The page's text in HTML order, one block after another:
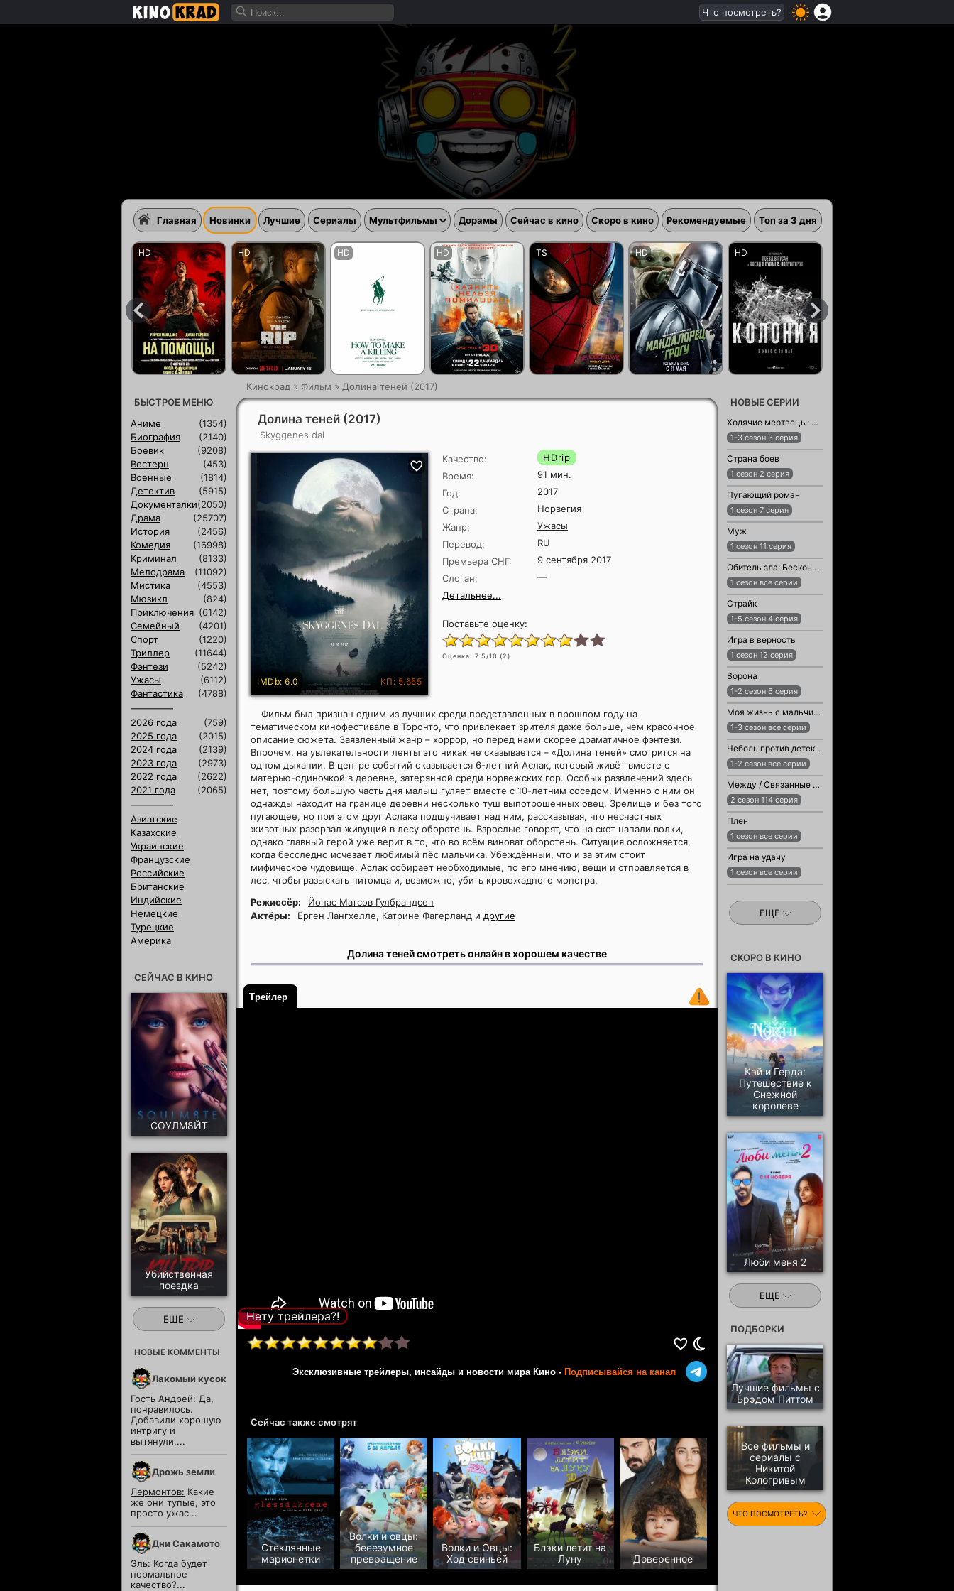
Кинокрад » Фильм » Долина теней (2017)
Долина теней (2017)
Skyggenes dal
IMDb: 6.0 КП: 5.655
Качество:
HDrip
Время:
91 мин.
Год:
2017
Страна:
Норвегия
Жанр:
Ужасы
Перевод:
RU
Премьера СНГ:
9 сентября 2017
Слоган:
—
Детальнее...
Поставьте оценку:
Оценка: 7.5/10 (2)
Фильм был признан одним из лучших среди представленных в прошлом году на
тематическом кинофестивале в Торонто, что привлекает зрителя даже больше, чем красочное
описание сюжета. Заявленный жанр – хоррор, но перед нами скорее драматичное фэнтези.
Впрочем, на увлекательности ленты это никак не сказывается – «Долина теней» смотрится на
одном дыхании. В центре событий оказывается 6-летний Аслак, который живёт вместе с
матерью-одиночкой в деревне, затерянной среди норвежских гор. Особых развлечений здесь
нет, поэтому большую часть дня малыш гуляет вместе с 10-летним соседом. Именно с ним он
однажды находит на границе деревни несколько туш выпотрошенных овец. Зрелище и без того
пугающее, но при этом друг Аслака подшучивает над ним, рассказывая, что несчастных
животных разорвал живущий в лесу оборотень. Взрослые говорят, что на скот напали волки,
однако главный герой уже верит в то, что во всём виноват оборотень. Ситуация осложняется,
когда бесследно исчезает любимый пёс мальчика. Убеждённый, что и за этим стоит
мифическое чудовище, Аслак собирает необходимые, по его мнению, вещи и отправляется в
лес, чтобы разыскать питомца и, возможно, убить кровожадного монстра.
Режиссёр:
Йонас Матсов Гулбрандсен
Актёры:
Ёрген Лангхелле, Катрине Фагерланд и другие
Долина теней смотреть онлайн в хорошем качестве
Трейлер
Нету трейлера?!
Эксклюзивные трейлеры, инсайды и новости мира Кино - Подписывайся на канал
Сейчас также смотрят
Стеклянные
марионетки
Волки и овцы:
бееезумное
превращение
Волки и Овцы:
Ход свиньёй
Блэки летит на
Луну
Доверенное
БЫСТРОЕ МЕНЮ
Аниме
(1354)
Биография
(2140)
Боевик
(9208)
Вестерн
(453)
Военные
(1814)
Детектив
(5915)
Документалки(2050)
Драма
(25707)
История
(2456)
Комедия
(16998)
Криминал
(8133)
Мелодрама
(11092)
Мистика
(4553)
Мюзикл
(824)
Приключения (6142)
Семейный
(4201)
Спорт
(1220)
Триллер
(11644)
Фэнтези
(5242)
Ужасы
(6112)
Фантастика
(4788)
2026 года
(759)
2025 года
(2015)
2024 года
(2139)
2023 года
(2973)
2022 года
(2622)
2021 года
(2065)
Азиатские
Казахские
Украинские
Французские
Российские
Британские
Индийские
Немецкие
Турецкие
Америка
СЕЙЧАС В КИНО
СОУЛМ8ЙТ
Убийственная
поездка
ЕЩЕ
НОВЫЕ КОММЕНТЫ
Лакомый кусок
Гость Андрей: Да,
понравилось.
Добавили хорошую
интригу и
вытянули....
Дрожь земли
Лермонтов: Какие
же они тупые, это
просто ужас...
Дни Сакамото
Эль: Когда будет
нормальное
качество?...
НОВЫЕ СЕРИИ
Ходячие мертвецы: Мертвый город
1-3 сезон 3 серия
Страна боев
1 сезон 2 серия
Пугающий роман
1 сезон 7 серия
Муж
1 сезон 11 серия
Обитель зла: Бесконечная тьма
1 сезон все серии
Страйк
1-5 сезон 4 серия
Игра в верность
1 сезон 12 серия
Ворона
1-2 сезон 6 серия
Моя жизнь с мальчиками Уолтер
1-3 сезон все серии
Чеболь против детектива
1-2 сезон все серии
Между / Связанные судьбой
2 сезон 114 серия
Плен
1 сезон все серии
Игра на удачу
1 сезон все серии
ЕЩЕ
СКОРО В КИНО
Кай и Герда:
Путешествие к
Снежной
королеве
Люби меня 2
ЕЩЕ
ПОДБОРКИ
Лучшие фильмы с
Брэдом Питтом
Все фильмы и
сериалы с
Никитой
Кологривым
ЧТО ПОСМОТРЕТЬ?
Главная Новинки Лучшие Сериалы Мультфильмы Дорамы Сейчас в кино Скоро в кино Рекомендуемые Топ за 3 дня
Что посмотреть?